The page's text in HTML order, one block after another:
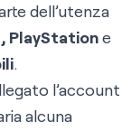
dell’utenza
PlayStatione
.
l’account
alcuna